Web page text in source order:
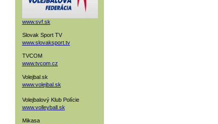
www.svf.sk
Slovak Sport TV
www.slovaksport.tv
TVCOM
www.tvcom.cz
Volejbal.sk
www.volejbal.sk
Volejbalový Klub Polície
www.volleyball.sk
Mikasa